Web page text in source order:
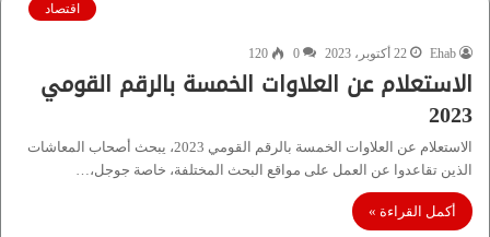
اقتصاد
Ehab 22 أكتوبر، 2023 0
120
الاستعلام عن العلاوات الخمسة بالرقم القومي
2023
الاستعلام عن العلاوات الخمسة بالرقم القومي 2023، يبحث أصحاب المعاشات
الذين تقاعدوا عن العمل على مواقع البحث المختلفة، خاصة جوجل،…
أكمل القراءة »